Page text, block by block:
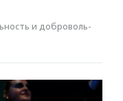
и доброволь­